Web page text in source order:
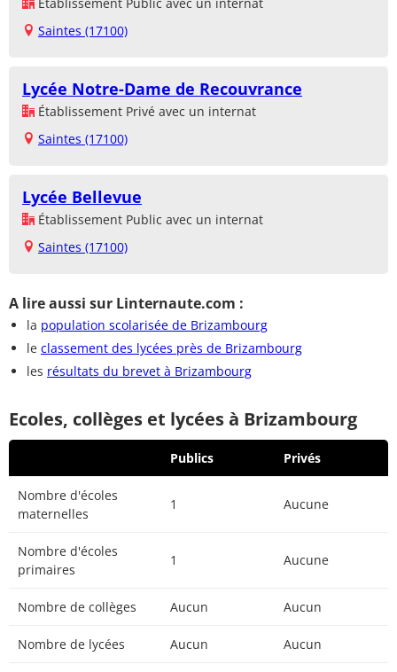
Saintes (17100)
Lycée Notre-Dame de Recouvrance
Établissement Privé avec un internat
Saintes (17100)
Lycée Bellevue
Établissement Public avec un internat
Saintes (17100)
A lire aussi sur Linternaute.com :
la population scolarisée de Brizambourg
le classement des lycées près de Brizambourg
les résultats du brevet à Brizambourg
Ecoles, collèges et lycées à Brizambourg
Publics Privés
Nombre d'écoles
maternelles
1 Aucune
Nombre d'écoles
primaires
1 Aucune
Nombre de collèges Aucun Aucun
Nombre de lycées Aucun Aucun